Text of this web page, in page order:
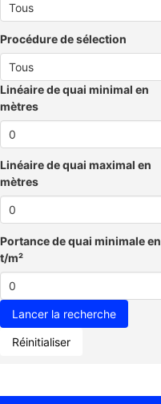
Procédure de sélection
Linéaire de quai minimal en
mètres
Linéaire de quai maximal en
mètres
Portance de quai minimale en
t/m²
Réinitialiser